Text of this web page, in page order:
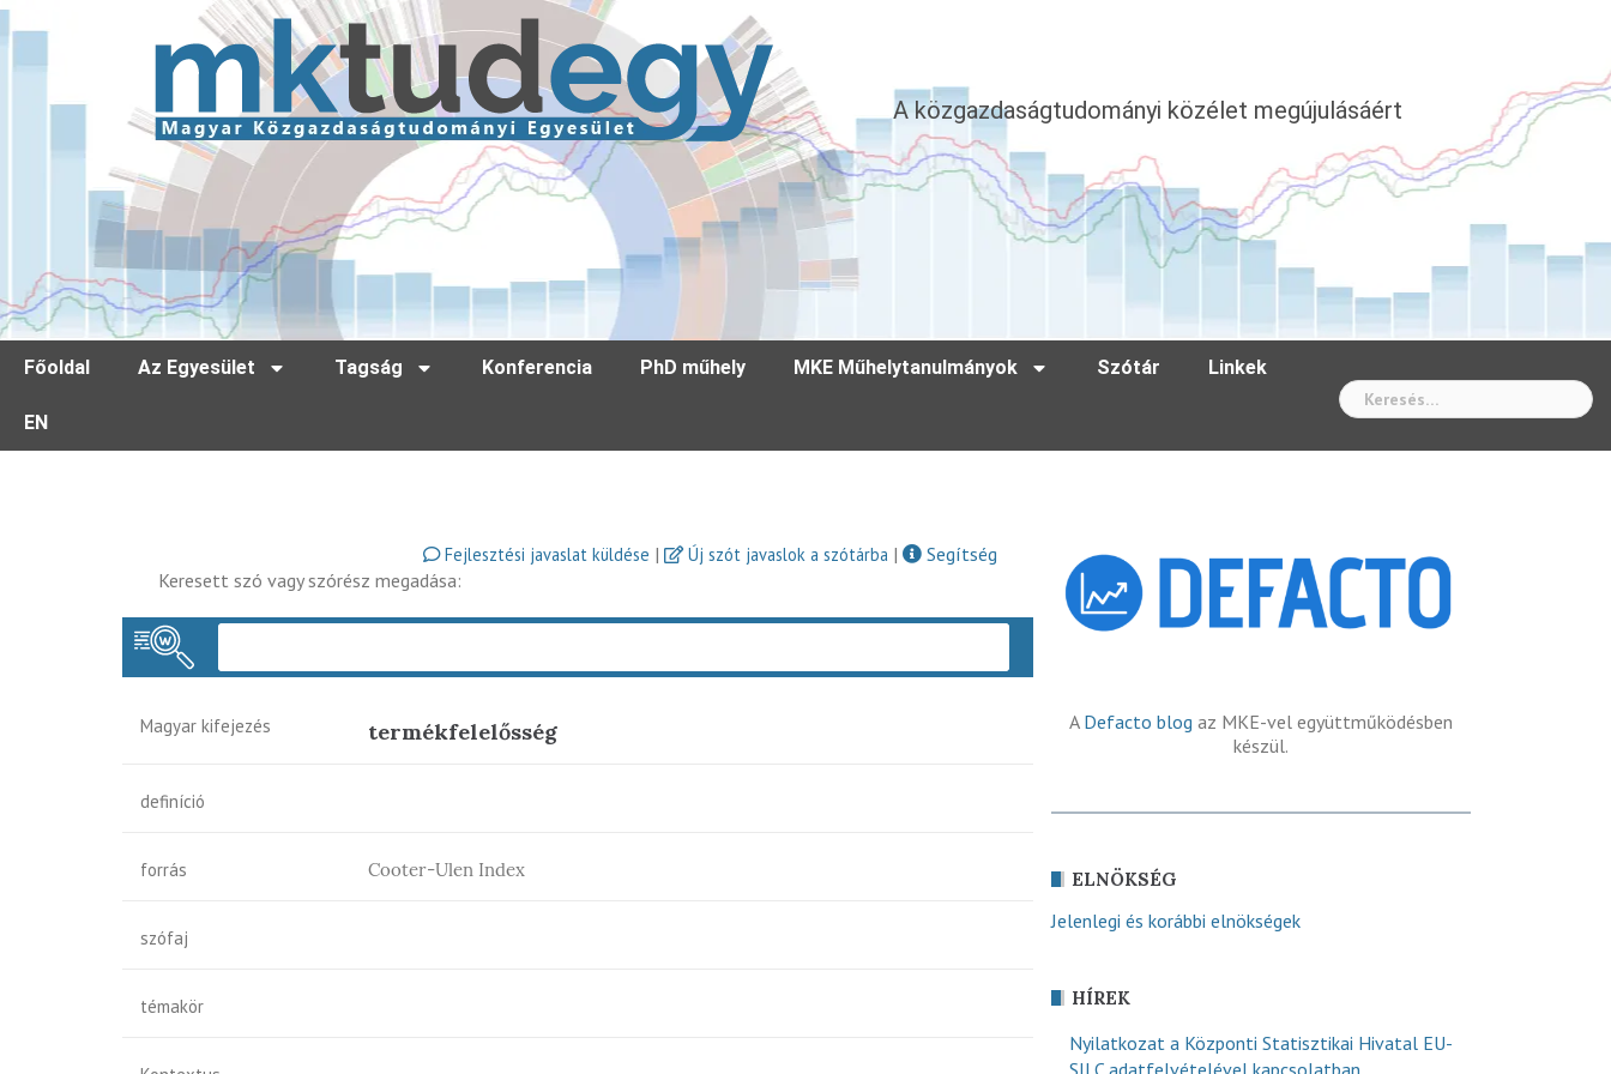
A közgazdaságtudományi közélet megújulásáért
Főoldal Az Egyesület Tagság Konferencia PhD műhely MKE Műhelytanulmányok Szótár Linkek
EN
Fejlesztési javaslat küldése | Új szót javaslok a szótárba |
Segítség
Keresett szó vagy szórész megadása:
Magyar kifejezés termékfelelősség
definíció
forrás Cooter-Ulen Index
szófaj
témakör
A Defacto blog az MKE-vel együttműködésben
készül.
ELNÖKSÉG
Jelenlegi és korábbi elnökségek
HÍREK
Nyilatkozat a Központi Statisztikai Hivatal EU-
SILC adatfelvételével kapcsolatban